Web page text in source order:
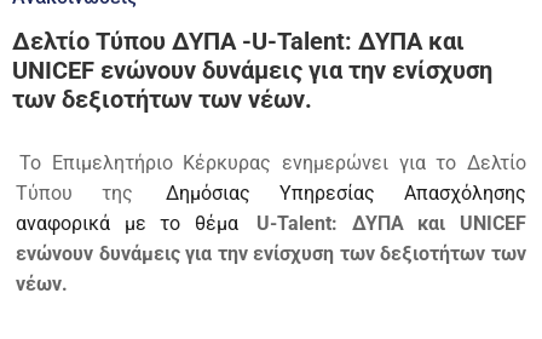
Δελτίο Τύπου ΔΥΠΑ -U-Talent: ΔΥΠΑ και
UNICEF ενώνουν δυνάμεις για την ενίσχυση
των δεξιοτήτων των νέων.
Το Επιμελητήριο Κέρκυρας ενημερώνει για το Δελτίο
Τύπου της
Δημόσιας Υπηρεσίας Απασχόλησης
αναφορικά με το θέμα
U-Talent: ΔΥΠΑ και UNICEF
ενώνουν δυνάμεις για την ενίσχυση των δεξιοτήτων των
νέων.